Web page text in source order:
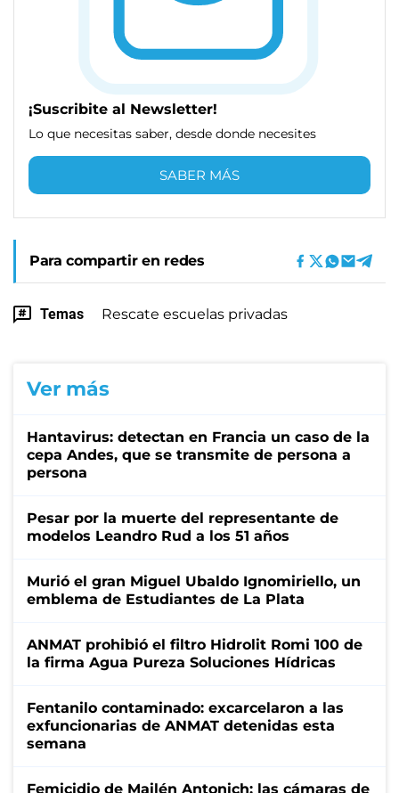
¡Suscribite al Newsletter!
Lo que necesitas saber, desde donde necesites
SABER MÁS
Para compartir en redes
Temas Rescate escuelas privadas
Ver más
Hantavirus: detectan en Francia un caso de la
cepa Andes, que se transmite de persona a
persona
Pesar por la muerte del representante de
modelos Leandro Rud a los 51 años
Murió el gran Miguel Ubaldo Ignomiriello, un
emblema de Estudiantes de La Plata
ANMAT prohibió el filtro Hidrolit Romi 100 de
la firma Agua Pureza Soluciones Hídricas
Fentanilo contaminado: excarcelaron a las
exfuncionarias de ANMAT detenidas esta
semana
Femicidio de Mailén Antonich: las cámaras de